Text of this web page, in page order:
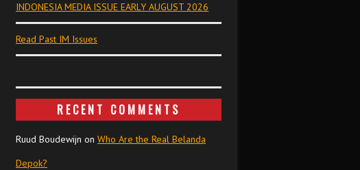
INDONESIA MEDIA ISSUE EARLY AUGUST 2026
Read Past IM Issues
RECENT COMMENTS
Ruud Boudewijn on Who Are the Real Belanda
Depok?